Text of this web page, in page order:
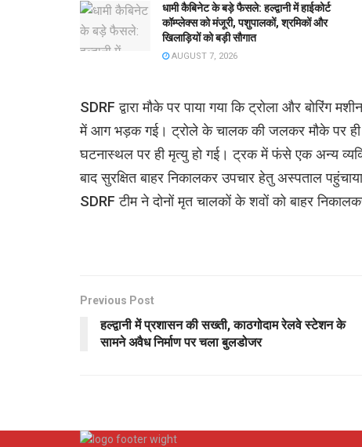
धामी कैबिनेट के बड़े फैसले: हल्द्वानी में हाईकोर्ट
कॉम्प्लेक्स को मंजूरी, पशुपालकों, श्रमिकों और
खिलाड़ियों को बड़ी सौगात
AUGUST 7, 2026
SDRF द्वारा मौके पर पाया गया कि ट्रोला और
में आग भड़क गई। ट्रोले के चालक की जलकर मौके पर ही
घटनास्थल पर ही मृत्यु हो गई। ट्रक में फंसे एक अन्य
बाद सुरक्षित बाहर निकालकर उपचार हेतु अस्पताल
SDRF टीम ने दोनों मृत चालकों के शवों को बाहर
Previous Post
हल्द्वानी में प्रशासन की सख्ती, काठगोदाम रेलवे स्टेशन के
सामने अवैध निर्माण पर चला बुलडोजर